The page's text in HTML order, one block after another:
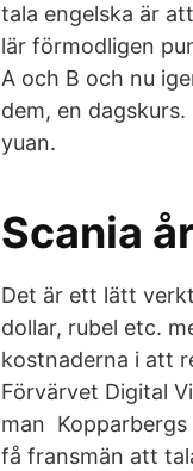
tala engelska är
lär förmodligen
A och B och nu
dem, en
yuan.
Scania
Det är ett lätt
dollar, rubel etc.
kostnaderna i att
Förvärvet Digital
man
få fransmän att